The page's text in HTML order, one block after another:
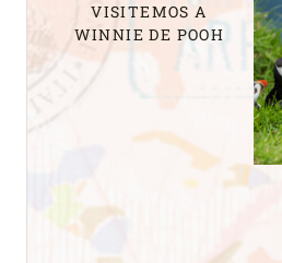
VISITEMOS A
WINNIE DE POOH